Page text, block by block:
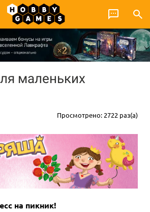
маленьких
Просмотрено: 2722 раз(а)
на пикник!